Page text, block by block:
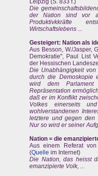
Leipzig (S. 833 f.)
Die
der Nation sind vor
Produktivkkräfte
Wirtschaftslebens ...
Gesteigert: Nation als
Aus Besson, W./Jasper,
Demokratie", Paul List
der Hessischen
Die Unabhängigkeit
durch die Demoskopie
wird dem
Repräsentation
daß er im Konflikt
Volkes einerseits
wohlverstandenen
letztere und gegen den
Nur so wird er seiner
Nation = die
Aus einem Referat
(Quelle im Internet)
Die Nation, das heisst
emanzipierte Volk, ...